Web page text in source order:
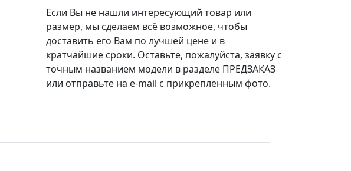
Если Вы не нашли интересующий товар или
размер, мы сделаем всё возможное, чтобы
доставить его Вам по лучшей цене и в
кратчайшие сроки. Оставьте, пожалуйста, заявку с
точным названием модели в разделе ПРЕДЗАКАЗ
или отправьте на e-mail с прикрепленным фото.